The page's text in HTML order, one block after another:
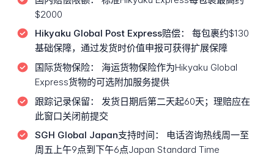
$2000
Hikyaku Global Post Express赔偿：
每包裹约$130
基础保障，通过发货时价值申报可获得扩展保障
国际货物保险：
海运货物保险作为Hikyaku Global
Express货物的可选附加服务提供
跟踪记录保留：
发货日期后第二天起60天；理赔应在
此窗口关闭前提交
SGH Global Japan支持时间：
电话咨询热线周一至
周五上午9点到下午6点Japan Standard Time